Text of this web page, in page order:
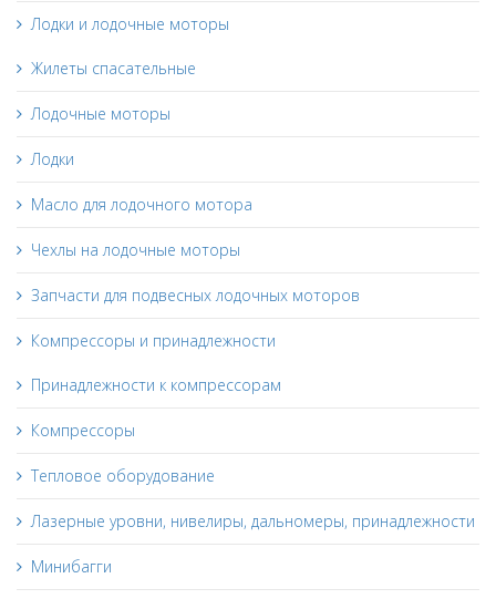
Лодки и лодочные моторы
Жилеты спасательные
Лодочные моторы
Лодки
Масло для лодочного мотора
Чехлы на лодочные моторы
Запчасти для подвесных лодочных моторов
Компрессоры и принадлежности
Принадлежности к компрессорам
Компрессоры
Тепловое оборудование
Лазерные уровни, нивелиры, дальномеры, принадлежности
Минибагги